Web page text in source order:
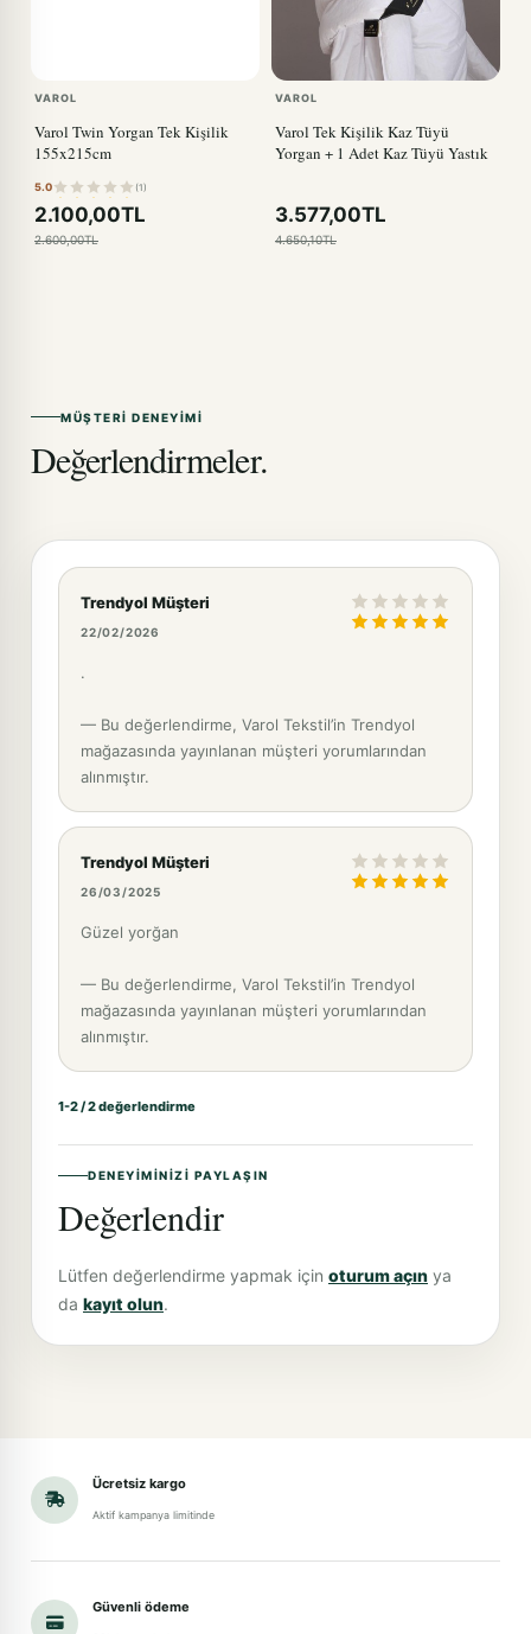
VAROL
Varol Twin Yorgan Tek Kişilik
155x215cm
5.0 (1)
2.100,00TL
2.600,00TL
VAROL
Varol Tek Kişilik Kaz Tüyü
Yorgan + 1 Adet Kaz Tüyü Yastık
3.577,00TL
4.650,10TL
MÜŞTERI DENEYIMI
Değerlendirmeler.
Trendyol Müşteri
22/02/2026
.
— Bu değerlendirme, Varol Tekstil’in Trendyol
mağazasında yayınlanan müşteri yorumlarından
alınmıştır.
Trendyol Müşteri
26/03/2025
Güzel yorğan
— Bu değerlendirme, Varol Tekstil’in Trendyol
mağazasında yayınlanan müşteri yorumlarından
alınmıştır.
1-2 / 2 değerlendirme
DENEYIMINIZI PAYLAŞIN
Değerlendir
Lütfen değerlendirme yapmak için oturum açın ya
da kayıt olun.
Ücretsiz kargo
Aktif kampanya limitinde
Güvenli ödeme